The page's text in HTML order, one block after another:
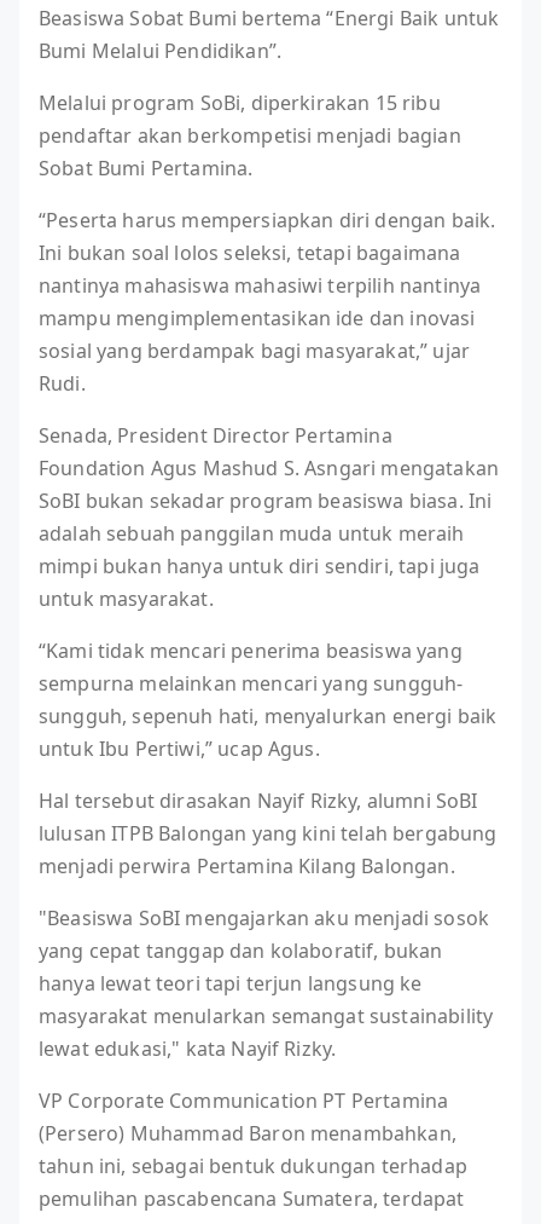
Beasiswa Sobat Bumi bertema “Energi Baik untuk
Bumi Melalui Pendidikan”.
Melalui program SoBi, diperkirakan 15 ribu
pendaftar akan berkompetisi menjadi bagian
Sobat Bumi Pertamina.
“Peserta harus mempersiapkan diri dengan baik.
Ini bukan soal lolos seleksi, tetapi bagaimana
nantinya mahasiswa mahasiwi terpilih nantinya
mampu mengimplementasikan ide dan inovasi
sosial yang berdampak bagi masyarakat,” ujar
Rudi.
Senada, President Director Pertamina
Foundation Agus Mashud S. Asngari mengatakan
SoBI bukan sekadar program beasiswa biasa. Ini
adalah sebuah panggilan muda untuk meraih
mimpi bukan hanya untuk diri sendiri, tapi juga
untuk masyarakat.
“Kami tidak mencari penerima beasiswa yang
sempurna melainkan mencari yang sungguh-
sungguh, sepenuh hati, menyalurkan energi baik
untuk Ibu Pertiwi,” ucap Agus.
Hal tersebut dirasakan Nayif Rizky, alumni SoBI
lulusan ITPB Balongan yang kini telah bergabung
menjadi perwira Pertamina Kilang Balongan.
"Beasiswa SoBI mengajarkan aku menjadi sosok
yang cepat tanggap dan kolaboratif, bukan
hanya lewat teori tapi terjun langsung ke
masyarakat menularkan semangat sustainability
lewat edukasi," kata Nayif Rizky.
VP Corporate Communication PT Pertamina
(Persero) Muhammad Baron menambahkan,
tahun ini, sebagai bentuk dukungan terhadap
pemulihan pascabencana Sumatera, terdapat